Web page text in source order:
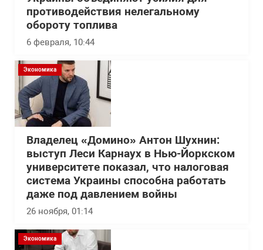
противодействия нелегальному
обороту топлива
6 февраля, 10:44
Экономика
Владелец «Домино» Антон Шухнин:
выступ Леси Карнаух в Нью-Йоркском
университете показал, что налоговая
система Украины способна работать
даже под давлением войны
26 ноября, 01:14
Экономика